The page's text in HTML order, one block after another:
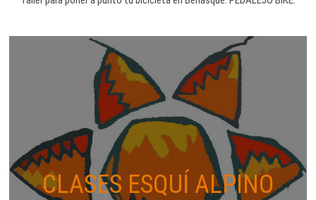
CLASES ESQUÍ ALPINO